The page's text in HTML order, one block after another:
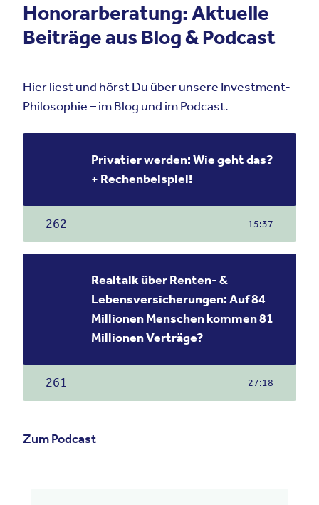
Honorarberatung: Aktuelle
Beiträge aus Blog & Podcast
Hier liest und hörst Du über unsere Investment-
Philosophie – im Blog und im Podcast.
Privatier werden: Wie geht das?
+ Rechenbeispiel!
262 15:37
Realtalk über Renten- &
Lebensversicherungen: Auf 84
Millionen Menschen kommen 81
Millionen Verträge?
261 27:18
Zum Podcast